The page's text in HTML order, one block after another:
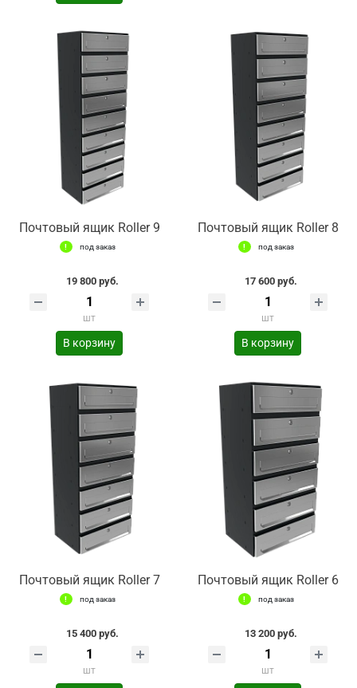
Почтовый ящик Roller 9
под заказ
19 800 руб.
шт
В корзину
Почтовый ящик Roller 8
под заказ
17 600 руб.
шт
В корзину
Почтовый ящик Roller 7
под заказ
15 400 руб.
шт
Почтовый ящик Roller 6
под заказ
13 200 руб.
шт